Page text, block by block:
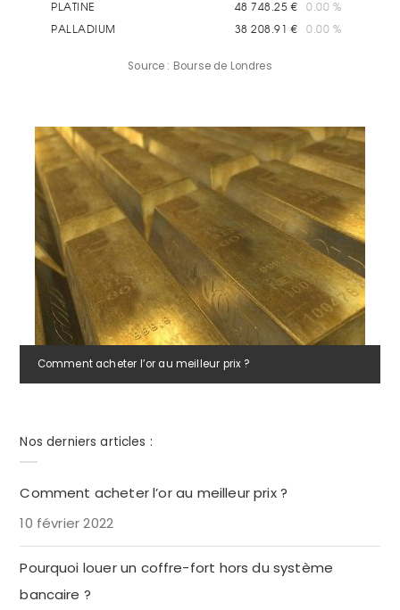
Source : Bourse de Londres
Comment acheter l’or au meilleur prix ?
Nos derniers articles :
Comment acheter l’or au meilleur prix ?
10 février 2022
Pourquoi louer un coffre-fort hors du système
bancaire ?